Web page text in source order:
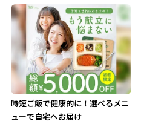
時短ご飯で健康的に！選べるメニ
ューで自宅へお届け